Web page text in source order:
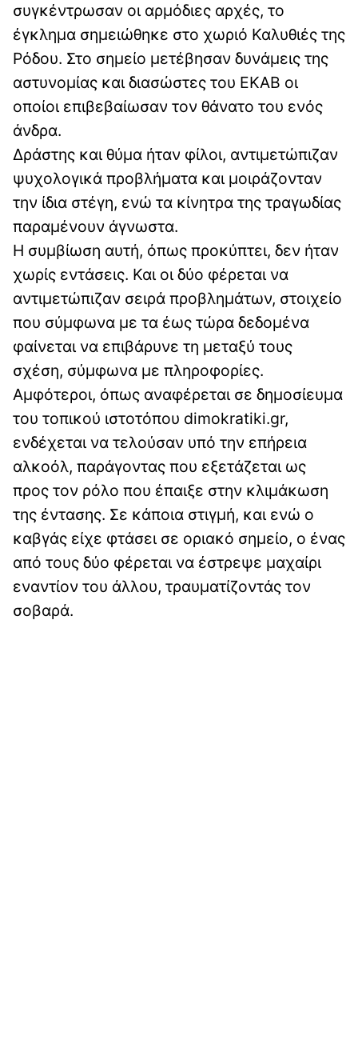
συγκέντρωσαν οι αρμόδιες αρχές, το
έγκλημα σημειώθηκε στο χωριό Καλυθιές της
Ρόδου. Στο σημείο μετέβησαν δυνάμεις της
αστυνομίας και διασώστες του ΕΚΑΒ οι
οποίοι επιβεβαίωσαν τον θάνατο του ενός
άνδρα.
Δράστης και θύμα ήταν φίλοι, αντιμετώπιζαν
ψυχολογικά προβλήματα και μοιράζονταν
την ίδια στέγη, ενώ τα κίνητρα της τραγωδίας
παραμένουν άγνωστα.
Η συμβίωση αυτή, όπως προκύπτει, δεν ήταν
χωρίς εντάσεις. Και οι δύο φέρεται να
αντιμετώπιζαν σειρά προβλημάτων, στοιχείο
που σύμφωνα με τα έως τώρα δεδομένα
φαίνεται να επιβάρυνε τη μεταξύ τους
σχέση, σύμφωνα με πληροφορίες.
Αμφότεροι, όπως αναφέρεται σε δημοσίευμα
του τοπικού ιστοτόπου dimokratiki.gr,
ενδέχεται να τελούσαν υπό την επήρεια
αλκοόλ, παράγοντας που εξετάζεται ως
προς τον ρόλο που έπαιξε στην κλιμάκωση
της έντασης. Σε κάποια στιγμή, και ενώ ο
καβγάς είχε φτάσει σε οριακό σημείο, ο ένας
από τους δύο φέρεται να έστρεψε μαχαίρι
εναντίον του άλλου, τραυματίζοντάς τον
σοβαρά.